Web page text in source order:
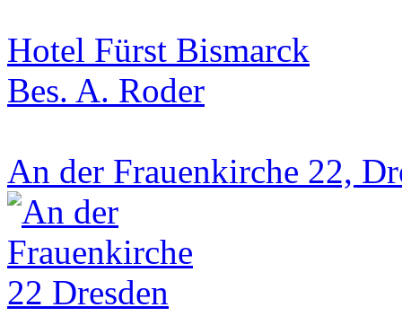
Hotel Fürst Bismarck
Bes. A. Roder
An der Frauenkirche 22,